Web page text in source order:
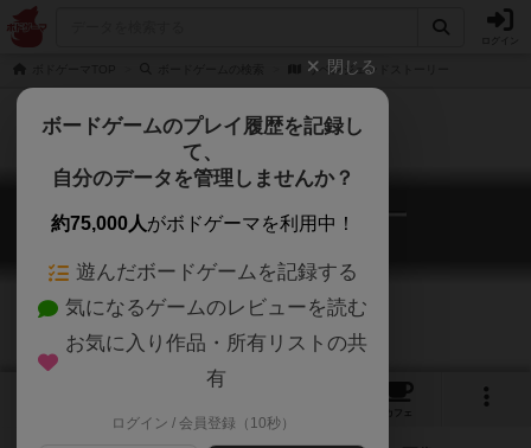
リベンジェンドストーリー
リベンジェンドストーリー
REVENGEND STORY
カフェ
閉じる
ボードゲームのプレイ履歴を記録し
て、
自分のデータを管理しませんか？
約75,000人がボドゲーマを利用中！
遊んだボードゲームを記録する
気になるゲームのレビューを読む
お気に入り作品・所有リストの共
有
ログイン / 会員登録（10秒）